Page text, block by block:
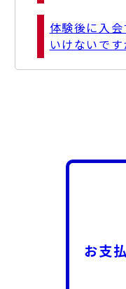
体験後に入
いけないです
お支